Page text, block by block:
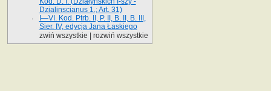
Dzialinscianus 1.; Art. 31)
I—VI. Kod. Ptrb. II, P. II, B. II, B. III,
Sier. IV, edycja Jana Łaskiego
zwiń wszystkie
rozwiń wszystkie